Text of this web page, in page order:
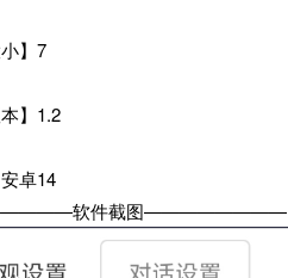
小】7
本】1.2
安卓14
软件截图————————